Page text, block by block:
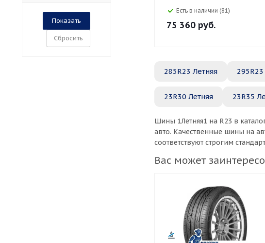
Есть в наличии (81)
75 360 руб.
285R23 Летняя
23R30 Летняя 23R35
Шины 1Летняя1 на R23 в
авто. Качественные шины на
соответствуют строгим
Вас может
Сбросить